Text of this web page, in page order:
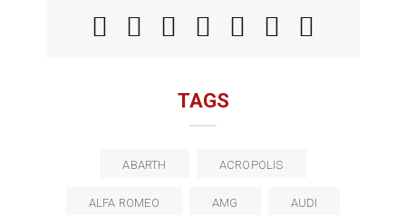
TAGS
ABARTH ACROPOLIS
ALFA ROMEO AMG AUDI